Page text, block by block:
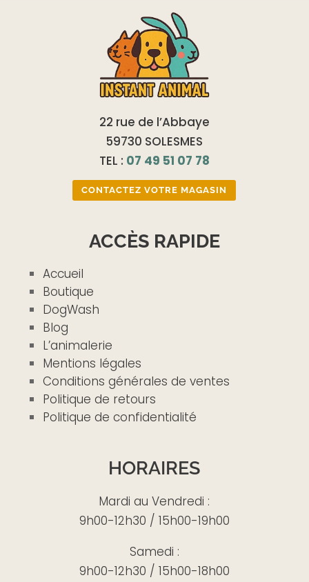
22 rue de l’Abbaye
59730 SOLESMES
TEL : 07 49 51 07 78
CONTACTEZ VOTRE MAGASIN
ACCÈS RAPIDE
Accueil
Boutique
DogWash
Blog
L’animalerie
Mentions légales
Conditions générales de ventes
Politique de retours
Politique de confidentialité
HORAIRES
Mardi au Vendredi :
9h00-12h30 / 15h00-19h00
Samedi :
9h00-12h30 / 15h00-18h00